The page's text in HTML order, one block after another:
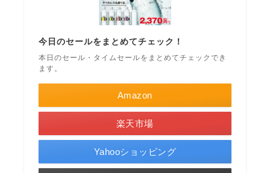
今日のセールをまとめてチェック！
本日のセール・タイムセールをまとめてチェックでき
ます。
Amazon
楽天市場
Yahooショッピング